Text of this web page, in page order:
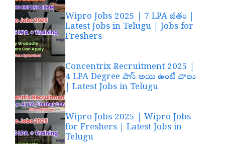
Wipro Jobs 2025 | 7 LPA జీతం |
Latest Jobs in Telugu | Jobs for
Freshers
Concentrix Recruitment 2025 |
4 LPA Degree పాస్ అయి ఉంటే చాలు
| Latest Jobs in Telugu
Wipro Jobs 2025 | Wipro Jobs
for Freshers | Latest Jobs in
Telugu